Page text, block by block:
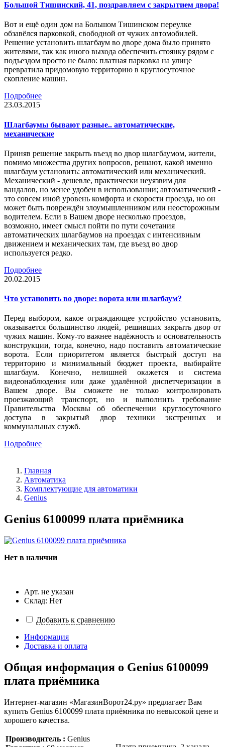
Большой Тишинский, 41, поздравляем с закрытием двора!
Вот и ещё один дом на Большом Тишинском переулке
обзавёлся парковкой, свободной от чужих автомобилей.
Решение установить шлагбаум во дворе дома было принято
жителями, так как иного выхода обеспечить стоянку рядом с
подъездом просто не было: платная парковка на улице
превратила придомовую территорию в круглосуточное
скопление машин.
Подробнее
23.03.2015
Шлагбаумы бывают разные.. автоматические,
механические
Приняв решение закрыть въезд во двор шлагбаумом, жители,
помимо множества других вопросов, решают, какой именно
шлагбаум установить: автоматический или механический.
Механический - дешевле, практически неуязвим для
вандалов, но менее удобен в использовании; автоматический -
это совсем иной уровень комфорта и скорости проезда, но он
может быть повреждён злоумышленником или неосторожным
водителем. Если в Вашем дворе несколько проездов,
возможно, имеет смысл пойти по пути сочетания
автоматических шлагбаумов на проездах с интенсивным
движением и механических там, где въезд во двор
используется редко.
Подробнее
20.02.2015
Что установить во дворе: ворота или шлагбаум?
Перед выбором, какое ограждающее устройство установить,
оказывается большинство людей, решивших закрыть двор от
чужих машин. Кому-то важнее надёжность и основательность
конструкции, тогда, конечно, надо поставить автоматические
ворота. Если приоритетом является быстрый доступ на
территорию и минимальный бюджет проекта, выбирайте
шлагбаум. Конечно, нелишней окажется и система
видеонаблюдения или даже удалённой диспетчеризации в
Вашем дворе. Вы сможете не только контролировать
проезжающий транспорт, но и выполнить требование
Правительства Москвы об обеспечении круглосуточного
доступа в закрытый двор техники экстренных и
коммунальных служб.
Подробнее
Главная
Автоматика
Комплектующие для автоматики
Genius
Genius 6100099 плата приёмника
Нет в наличии
Арт. не указан
Склад: Нет
Добавить к сравнению
Информация
Доставка и оплата
Общая информация о Genius 6100099
плата приёмника
Интернет-магазин «МагазинВорот24.ру» предлагает Вам
купить Genius 6100099 плата приёмника по невысокой цене и
хорошего качества.
Производитель : Genius